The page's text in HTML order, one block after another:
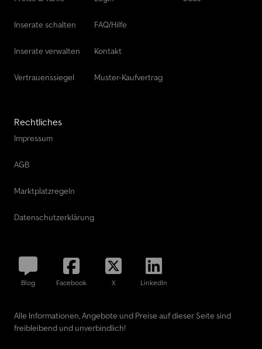
Inserate schalten
Inserate verwalten
Vertrauenssiegel
FAQ/Hilfe
Kontakt
Muster-Kaufvertrag
Rechtliches
Impressum
AGB
Marktplatzregeln
Datenschutzerklärung
Blog Facebook X LinkedIn
Alle Informationen, Angebote und Preise auf dieser Seite sind
freibleibend und unverbindlich!